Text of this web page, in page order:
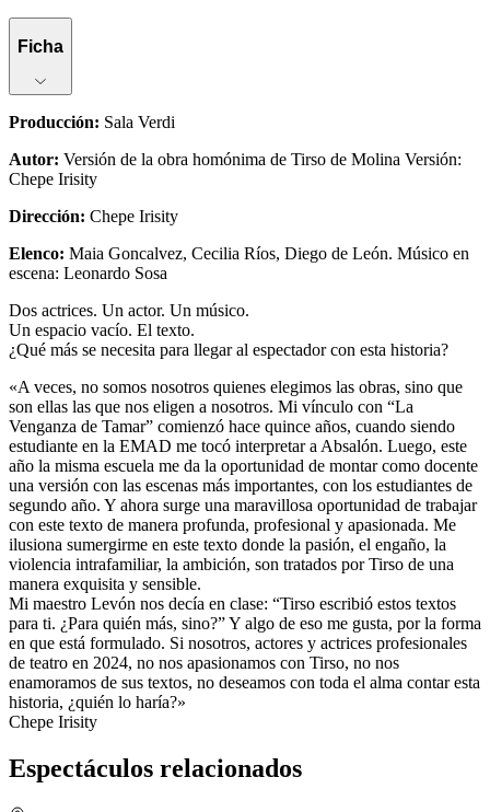
Ficha
Producción: Sala Verdi
Autor: Versión de la obra homónima de Tirso de Molina Versión:
Chepe Irisity
Dirección: Chepe Irisity
Elenco: Maia Goncalvez, Cecilia Ríos, Diego de León. Músico en
escena: Leonardo Sosa
Dos actrices. Un actor. Un músico.
Un espacio vacío. El texto.
¿Qué más se necesita para llegar al espectador con esta historia?
«A veces, no somos nosotros quienes elegimos las obras, sino que
son ellas las que nos eligen a nosotros. Mi vínculo con “La
Venganza de Tamar” comienzó hace quince años, cuando siendo
estudiante en la EMAD me tocó interpretar a Absalón. Luego, este
año la misma escuela me da la oportunidad de montar como docente
una versión con las escenas más importantes, con los estudiantes de
segundo año. Y ahora surge una maravillosa oportunidad de trabajar
con este texto de manera profunda, profesional y apasionada. Me
ilusiona sumergirme en este texto donde la pasión, el engaño, la
violencia intrafamiliar, la ambición, son tratados por Tirso de una
manera exquisita y sensible.
Mi maestro Levón nos decía en clase: “Tirso escribió estos textos
para ti. ¿Para quién más, sino?” Y algo de eso me gusta, por la forma
en que está formulado. Si nosotros, actores y actrices profesionales
de teatro en 2024, no nos apasionamos con Tirso, no nos
enamoramos de sus textos, no deseamos con toda el alma contar esta
historia, ¿quién lo haría?»
Chepe Irisity
Espectáculos relacionados